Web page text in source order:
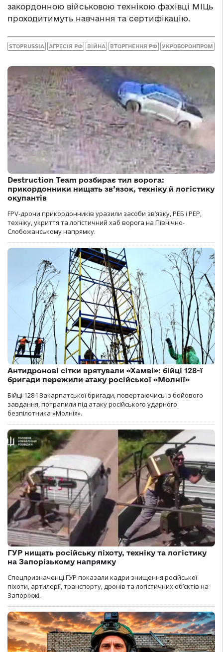
закордонною військовою технікою фахівці МІЦь
проходитимуть навчання та сертифікацію.
STOPRUSSIA АГРЕСІЯ РФ ВІЙНА ВТОРГНЕННЯ РФ УКРОБОРОНПРОМ
Destruction Team розбирає тил ворога:
прикордонники нищать зв’язок, техніку й логістику
окупантів
FPV-дрони прикордонників уразили засоби зв’язку, РЕБ і РЕР,
техніку, укриття та логістичний хаб ворога на Північно-
Слобожанському напрямку.
Антидронові сітки врятували «Хамві»: бійці 128-ї
бригади пережили атаку російської «Молнії»
Бійці 128-ї Закарпатської бригади, повертаючись із бойового
завдання, потрапили під атаку російського ударного
безпілотника «Молнія».
ГУР нищать російську піхоту, техніку та логістику
на Запорізькому напрямку
Спецпризначенці ГУР показали кадри знищення російської
піхоти, артилерії, транспорту, дронів та логістичних об’єктів на
Запоріжжі.